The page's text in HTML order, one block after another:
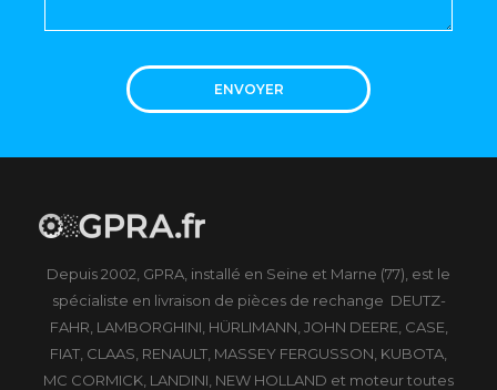
ENVOYER
Depuis 2002, GPRA, installé en Seine et Marne (77), est le
spécialiste en livraison de pièces de rechange DEUTZ-
FAHR, LAMBORGHINI, HÜRLIMANN, JOHN DEERE, CASE,
FIAT, CLAAS, RENAULT, MASSEY FERGUSSON, KUBOTA,
MC CORMICK, LANDINI, NEW HOLLAND et moteur toutes